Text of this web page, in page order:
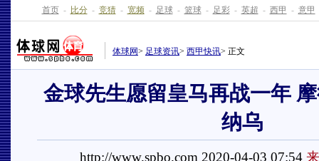
首页 - 比分 - 竞猜 - 宽频 - 足球 - 篮球 - 足彩 - 英超 - 西甲 - 意甲
体球网> 足球资讯> 西甲快讯> 正文
金球先生愿留皇马再战一年
纳乌
http://www.spbo.com 2020-04-03 07:54